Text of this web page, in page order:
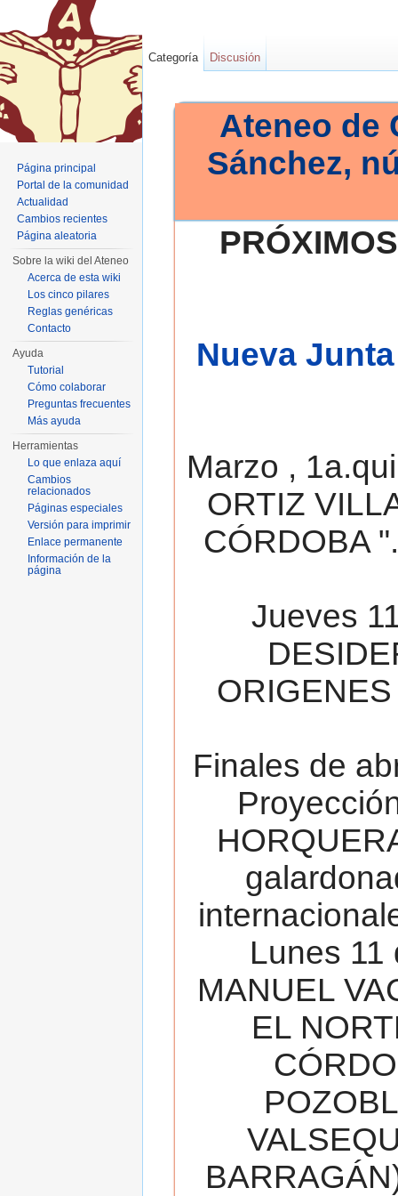
Ateneo de
Sánchez,
Nueva
Marzo ,
ORTIZ
CÓRDOBA
Jueves
Finales de
Lunes 11
MANUEL
EL
Categoría Discusión
Página principal
Portal de la comunidad
Actualidad
Cambios recientes
Página aleatoria
Sobre la wiki del Ateneo
Acerca de esta wiki
Los cinco pilares
Reglas genéricas
Contacto
Ayuda
Tutorial
Cómo colaborar
Preguntas frecuentes
Más ayuda
Herramientas
Lo que enlaza aquí
Cambios
relacionados
Páginas especiales
Versión para imprimir
Enlace permanente
Información de la
página